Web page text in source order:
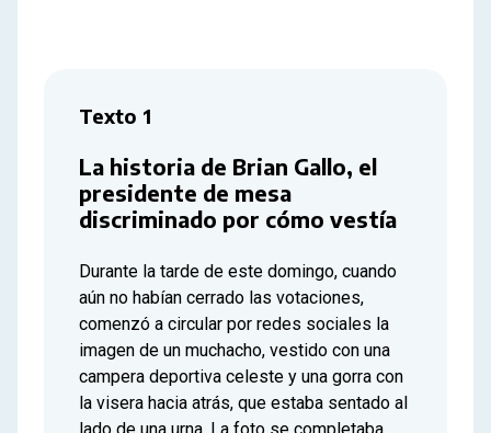
Texto 1
La historia de Brian Gallo, el
presidente de mesa
discriminado por cómo vestía
Durante la tarde de este domingo, cuando
aún no habían cerrado las votaciones,
comenzó a circular por redes sociales la
imagen de un muchacho, vestido con una
campera deportiva celeste y una gorra con
la visera hacia atrás, que estaba sentado al